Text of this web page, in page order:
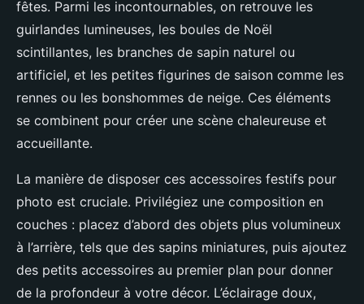
fêtes. Parmi les incontournables, on retrouve les
guirlandes lumineuses, les boules de Noël
scintillantes, les branches de sapin naturel ou
artificiel, et les petites figurines de saison comme les
rennes ou les bonshommes de neige. Ces éléments
se combinent pour créer une scène chaleureuse et
accueillante.
La manière de disposer ces accessoires festifs pour
photo est cruciale. Privilégiez une composition en
couches : placez d’abord des objets plus volumineux
à l’arrière, tels que des sapins miniatures, puis ajoutez
des petits accessoires au premier plan pour donner
de la profondeur à votre décor. L’éclairage doux,